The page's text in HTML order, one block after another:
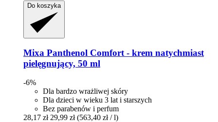
Do koszyka
Mixa Panthenol Comfort -​ krem natychmiast
pielęgnujący, 50 ml
-6%
Dla bardzo wrażliwej skóry
Dla dzieci w wieku 3 lat i starszych
Bez parabenów i perfum
28,17 zł 29,99 zł (563,40 zł / l)